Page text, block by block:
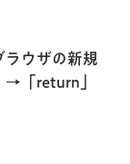
ウザの新規
→「 return